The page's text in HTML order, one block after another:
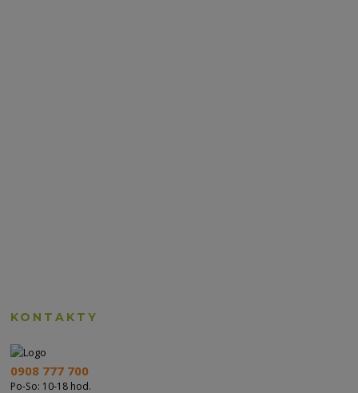
KONTAKTY
0908 777 700
Po-So: 10-18 hod.